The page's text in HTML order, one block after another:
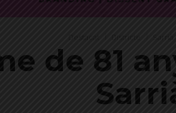
Destacat
de 81